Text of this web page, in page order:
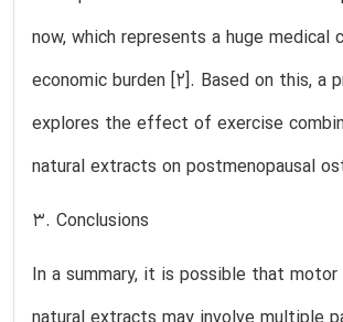
now, which represents a huge medical
economic burden [2]. Based on this, a
explores the effect of exercise
natural extracts on postmenopausal
3. Conclusions
In a summary, it is possible that